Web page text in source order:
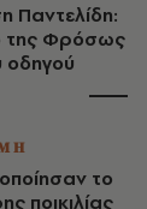
Παντελίδη:
της Φρόσως
οδηγού
το
ποικιλίας